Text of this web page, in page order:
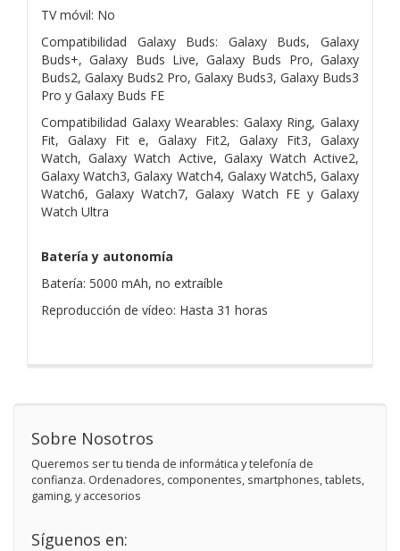
TV móvil: No
Compatibilidad Galaxy Buds: Galaxy Buds, Galaxy
Buds+, Galaxy Buds Live, Galaxy Buds Pro, Galaxy
Buds2, Galaxy Buds2 Pro, Galaxy Buds3, Galaxy Buds3
Pro y Galaxy Buds FE
Compatibilidad Galaxy Wearables: Galaxy Ring, Galaxy
Fit, Galaxy Fit e, Galaxy Fit2, Galaxy Fit3, Galaxy
Watch, Galaxy Watch Active, Galaxy Watch Active2,
Galaxy Watch3, Galaxy Watch4, Galaxy Watch5, Galaxy
Watch6, Galaxy Watch7, Galaxy Watch FE y Galaxy
Watch Ultra
Batería y autonomía
Batería: 5000 mAh, no extraíble
Reproducción de vídeo: Hasta 31 horas
Sobre Nosotros
Queremos ser tu tienda de informática y telefonía de
confianza. Ordenadores, componentes, smartphones, tablets,
gaming, y accesorios
Síguenos en: